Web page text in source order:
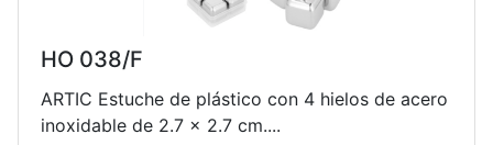
HO 038/F
ARTIC Estuche de plástico con 4 hielos de acero
inoxidable de 2.7 x 2.7 cm....